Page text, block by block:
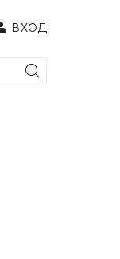
ВХОД